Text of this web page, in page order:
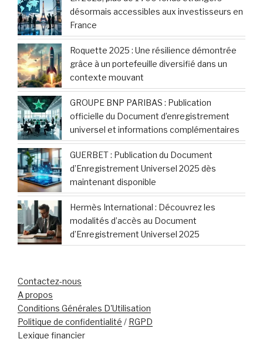
Ce produit financier, ignoré par la moitié des
Bilan Hebdomadaire : Un Trimestre
Inoubliable pour les Marchés
financiers 2025 et fait le bilan de ses
nouveau gouvernement suscitent
l’inquiétude des marchés financiers
mondiaux
Casino : l’AMF poursuit son enquête sur des soupçons de
manipulation de cours selon La Lettre
France
Roquette 2025 : Une résilience démontrée
grâce à un portefeuille diversifié dans un